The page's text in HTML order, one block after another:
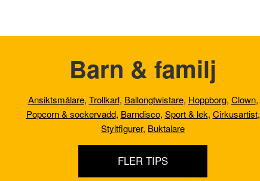
Barn & familj
Ansiktsmålare, Trollkarl, Ballongtwistare, Hoppborg, Clown,
Popcorn & sockervadd, Barndisco, Sport & lek, Cirkusartist,
Styltfigurer, Buktalare
FLER TIPS